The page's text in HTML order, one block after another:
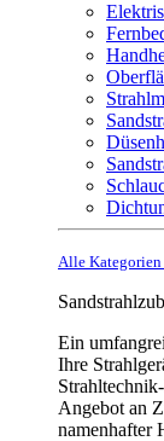
Alle Kategorien
Ein
Ihre
Angebot an
namenhafter